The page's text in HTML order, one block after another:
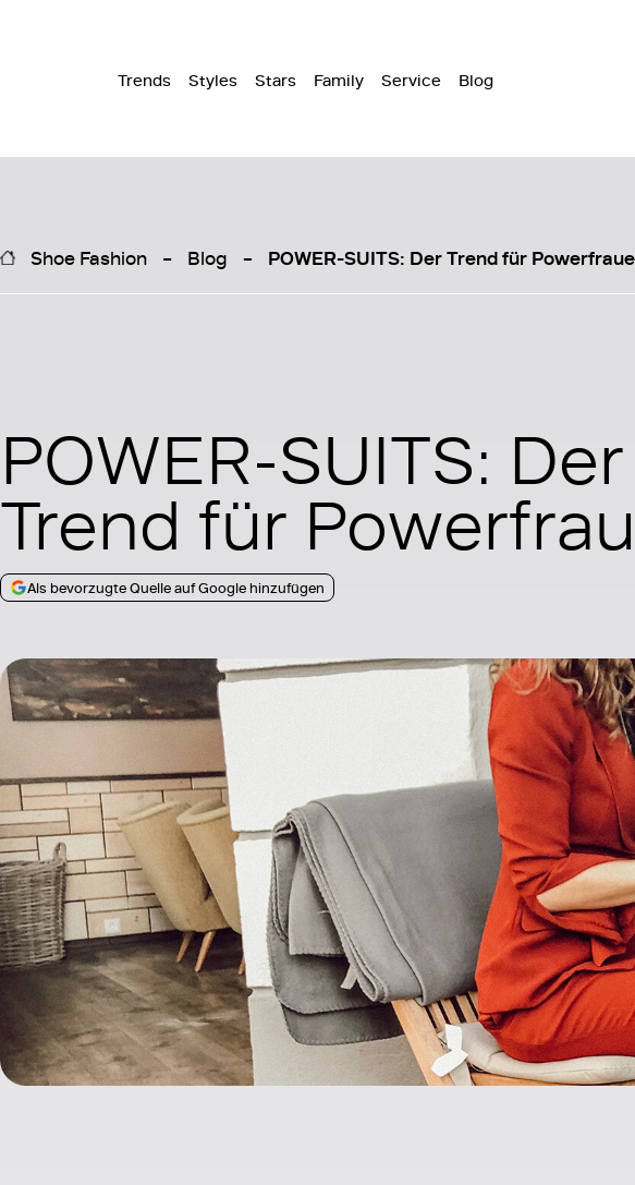
Trends Styles Stars Family Service Blog
Shoe Fashion Blog POWER-SUITS: Der Trend für
POWER-SUITS: Der
Trend für
Als bevorzugte Quelle auf Google hinzufügen